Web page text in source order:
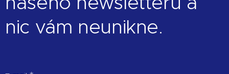
nic vám neunikne.